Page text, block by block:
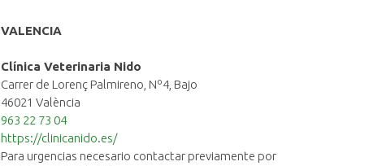
VALENCIA
Clínica Veterinaria Nido
Carrer de Lorenç Palmireno, Nº4, Bajo
46021 València
963 22 73 04
https://clinicanido.es/
Para urgencias necesario contactar previamente por